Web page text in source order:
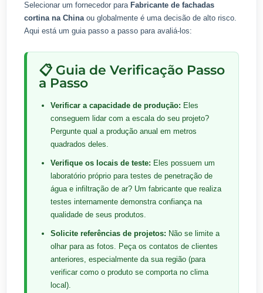
Selecionar um fornecedor para Fabricante de fachadas
cortina na Chinaou globalmente é uma decisão de alto risco.
Aqui está um guia passo a passo para avaliá-los:
📋 Guia de Verificação Passo
a Passo
Verificar a capacidade de produção: Eles
conseguem lidar com a escala do seu projeto?
Pergunte qual a produção anual em metros
quadrados deles.
Verifique os locais de teste: Eles possuem um
laboratório próprio para testes de penetração de
água e infiltração de ar? Um fabricante que realiza
testes internamente demonstra confiança na
qualidade de seus produtos.
Solicite referências de projetos: Não se limite a
olhar para as fotos. Peça os contatos de clientes
anteriores, especialmente da sua região (para
verificar como o produto se comporta no clima
local).